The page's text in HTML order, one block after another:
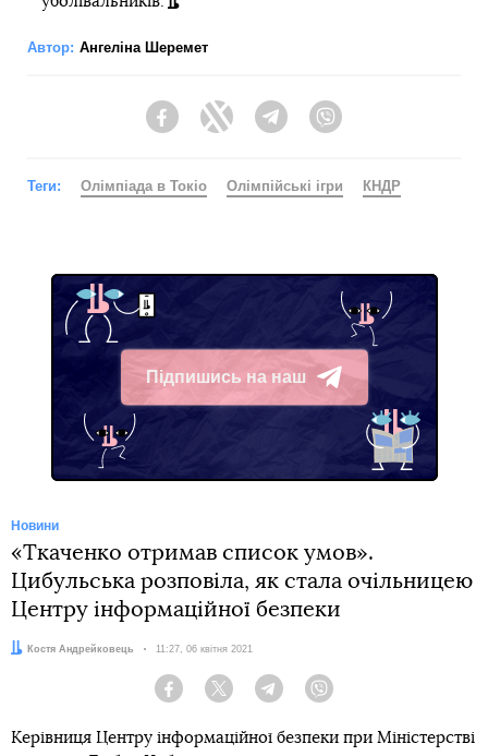
Автор: Ангеліна Шеремет
FacebookTwitter Telegram
Теги: Олімпіада в Токіо Олімпійські ігри КНДР
Підпишись на наш
Telegram
Новини
«Ткаченко отримав список умов».
Цибульська розповіла, як стала очільницею
Центру інформаційної безпеки
Автор:Костя Андрейковець Дата:
11:27, 06 квітня 2021
Facebook Twitter Telegram
Керівниця Центру інформаційної безпеки при Міністерстві